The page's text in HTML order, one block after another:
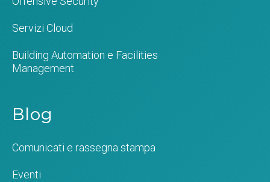
Servizi Cloud
Building Automation e Facilities
Management
Blog
Comunicati e rassegna stampa
Eventi